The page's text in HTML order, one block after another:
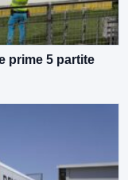
prime 5 partite